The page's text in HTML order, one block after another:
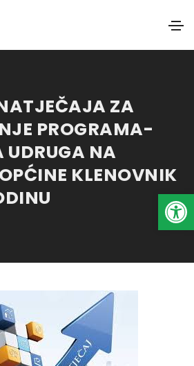
Open toolbar
ZA
PROGRAMA-
UDRUGA NA
KLENOVNIK